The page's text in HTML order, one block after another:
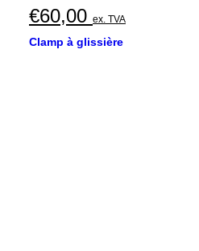
€60,00 ex. TVA
Clamp à glissière